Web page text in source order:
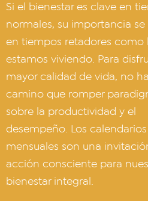
Si el bienestar es clave en
normales, su importancia
en tiempos retadores como
estamos viviendo. Para
mayor calidad de vida, no
camino que romper
sobre la productividad y el
desempeño. Los calendarios
mensuales son una
acción consciente para
bienestar integral.